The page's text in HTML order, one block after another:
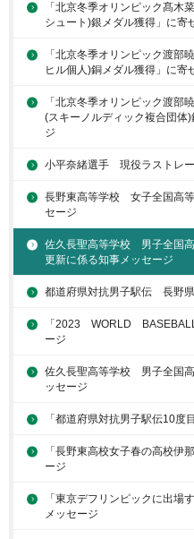
「北京冬季オリンピック髙木
シュート)銀メダル獲得」に寄
「北京冬季オリンピック渡部
ヒル個人)銅メダル獲得」に寄
「北京冬季オリンピック渡部
(スキーノルディック複合団体
ジ
小平奈緒選手 現役ラストレ
長野東高等学校 女子全国高
セージ
佐久長聖高等学校 男子全国
更新に係る知事メッセージ
都道府県対抗男子駅伝 長野
「2023 WORLD
ージ
佐久長聖高等学校 男子全国
ッセージ
「都道府県対抗男子駅伝10度
「長野東高校女子春の高校伊
ージ
「東京デフリンピックに出場
メッセージ